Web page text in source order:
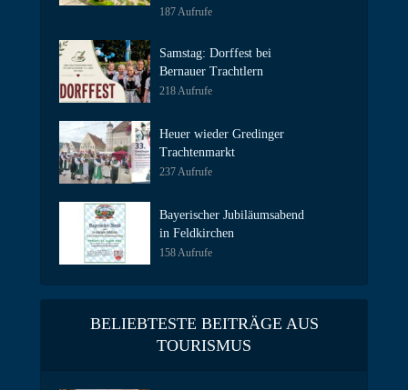
187 Aufrufe
Samstag: Dorffest bei
Bernauer Trachtlern
218 Aufrufe
Heuer wieder Gredinger
Trachtenmarkt
237 Aufrufe
Bayerischer Jubiläumsabend
in Feldkirchen
158 Aufrufe
BELIEBTESTE BEITRÄGE AUS
TOURISMUS